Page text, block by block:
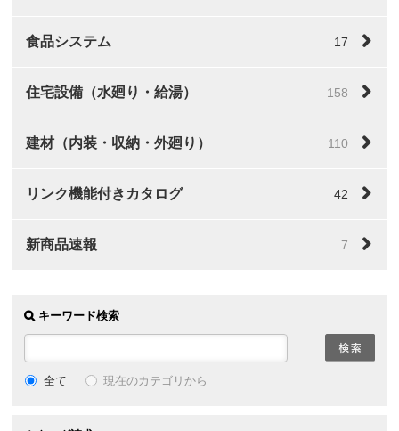
食品システム 17
住宅設備（水廻り・給湯） 158
建材（内装・収納・外廻り） 110
リンク機能付きカタログ 42
新商品速報 7
キーワード検索
全て 現在のカテゴリから